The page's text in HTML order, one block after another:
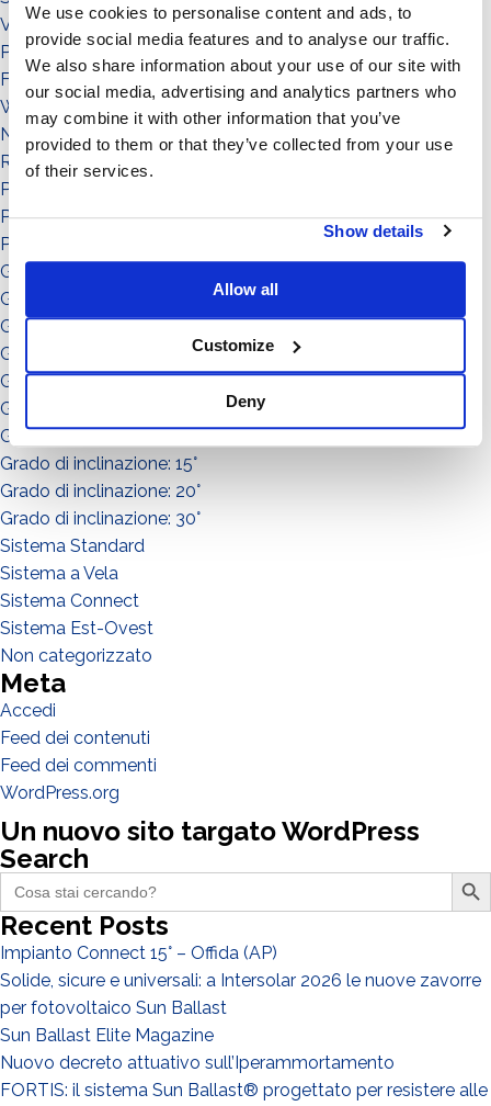
We use cookies to personalise content and ads, to
provide social media features and to analyse our traffic.
We also share information about your use of our site with
our social media, advertising and analytics partners who
may combine it with other information that you’ve
provided to them or that they’ve collected from your use
of their services.
Show details
Allow all
Customize
Deny
Visualizza nel Footer
Prodotto
FAQ
Webinar
News
Referenza
Potenza: da 0 a 50
Potenza: da 51 a 150
Potenza: da 151 a in su
Grado di inclinazione: 0°
Grado di inclinazione: 3°
Grado di inclinazione: 5°
Grado di inclinazione: 8°
Grado di inclinazione: 10°
Grado di inclinazione: 11°
Grado di inclinazione: 12°
Grado di inclinazione: 15°
Grado di inclinazione: 20°
Grado di inclinazione: 30°
Sistema Standard
Sistema a Vela
Sistema Connect
Sistema Est-Ovest
Non categorizzato
Meta
Accedi
Feed dei contenuti
Feed dei commenti
WordPress.org
Un nuovo sito targato WordPress
Search
Search
for:
Search Button
Recent Posts
Impianto Connect 15° – Offida (AP)
Solide, sicure e universali: a Intersolar 2026 le nuove zavorre
per fotovoltaico Sun Ballast
Sun Ballast Elite Magazine
Nuovo decreto attuativo sull’Iperammortamento
FORTIS: il sistema Sun Ballast® progettato per resistere alle
DI COSA DI OCCUPI?*
Installatore
Distributore